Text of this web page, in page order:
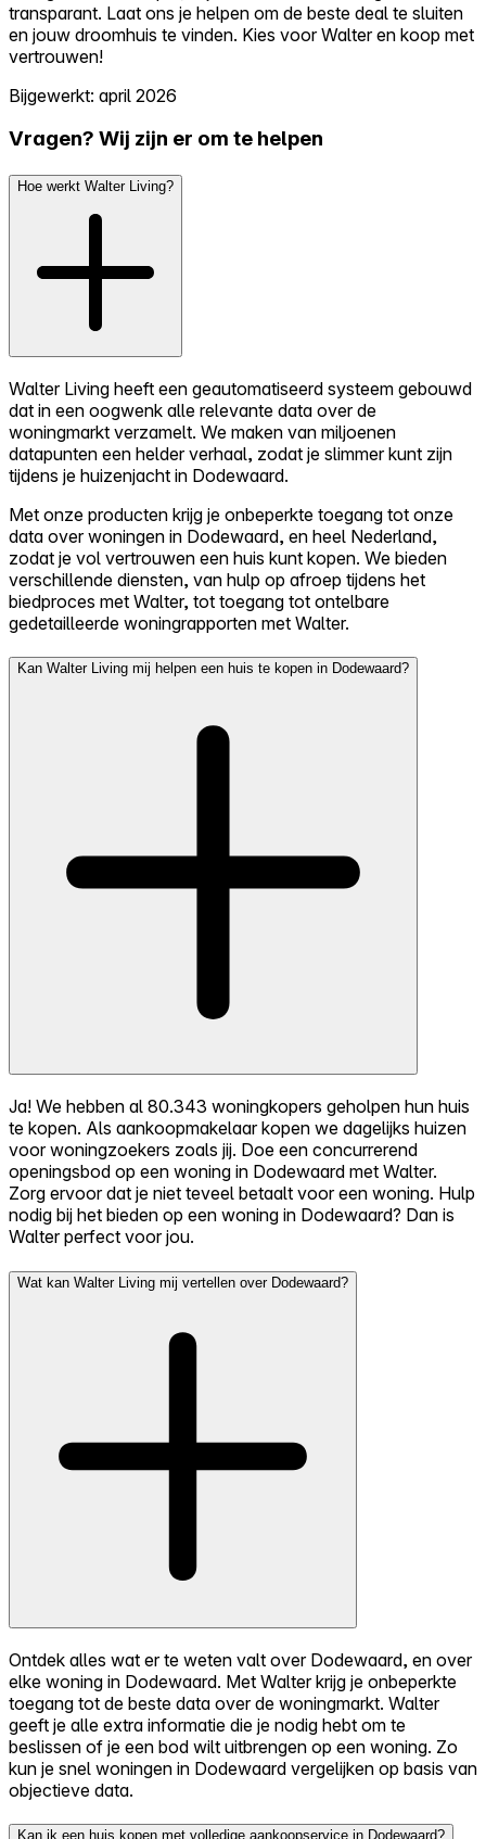
transparant. Laat ons je helpen om de beste deal te sluiten
en jouw droomhuis te vinden. Kies voor Walter en koop met
vertrouwen!
Bijgewerkt: april 2026
Vragen? Wij zijn er om te helpen
Hoe werkt Walter Living?
Walter Living heeft een geautomatiseerd systeem gebouwd
dat in een oogwenk alle relevante data over de
woningmarkt verzamelt. We maken van miljoenen
datapunten een helder verhaal, zodat je slimmer kunt zijn
tijdens je huizenjacht in Dodewaard.
Met onze producten krijg je onbeperkte toegang tot onze
data over woningen in Dodewaard, en heel Nederland,
zodat je vol vertrouwen een huis kunt kopen. We bieden
verschillende diensten, van hulp op afroep tijdens het
biedproces met Walter, tot toegang tot ontelbare
gedetailleerde woningrapporten met Walter.
Kan Walter Living mij helpen een huis te kopen in Dodewaard?
Ja! We hebben al 80.343 woningkopers geholpen hun huis
te kopen. Als aankoopmakelaar kopen we dagelijks huizen
voor woningzoekers zoals jij. Doe een concurrerend
openingsbod op een woning in Dodewaard met Walter.
Zorg ervoor dat je niet teveel betaalt voor een woning. Hulp
nodig bij het bieden op een woning in Dodewaard? Dan is
Walter perfect voor jou.
Wat kan Walter Living mij vertellen over Dodewaard?
Ontdek alles wat er te weten valt over Dodewaard, en over
elke woning in Dodewaard. Met Walter krijg je onbeperkte
toegang tot de beste data over de woningmarkt. Walter
geeft je alle extra informatie die je nodig hebt om te
beslissen of je een bod wilt uitbrengen op een woning. Zo
kun je snel woningen in Dodewaard vergelijken op basis van
objectieve data.
Kan ik een huis kopen met volledige aankoopservice in Dodewaard?